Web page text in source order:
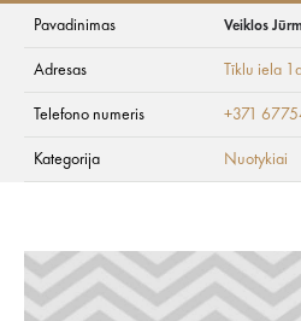
Veiklos
Pavadinimas Veiklos
Adresas Tīklu iela
Telefono numeris +371
Kategorija Nuotykiai